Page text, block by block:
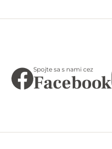
Spojte sa s nami cez
Facebook